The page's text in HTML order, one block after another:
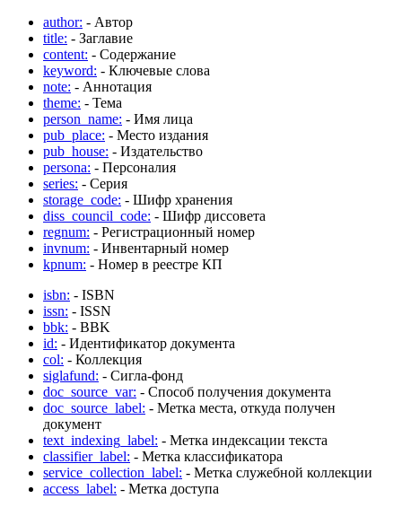
author: - Автор
title: - Заглавие
content: - Содержание
keyword: - Ключевые слова
note: - Аннотация
theme: - Тема
person_name: - Имя лица
pub_place: - Место издания
pub_house: - Издательство
persona: - Персоналия
series: - Серия
storage_code: - Шифр хранения
diss_council_code: - Шифр диссовета
regnum: - Регистрационный номер
invnum: - Инвентарный номер
kpnum: - Номер в реестре КП
isbn: - ISBN
issn: - ISSN
bbk: - BBK
id: - Идентификатор документа
col: - Коллекция
siglafund: - Сигла-фонд
doc_source_var: - Способ получения документа
doc_source_label: - Метка места, откуда получен
документ
text_indexing_label: - Метка индексации текста
classifier_label: - Метка классификатора
service_collection_label: - Метка служебной коллекции
access_label: - Метка доступа